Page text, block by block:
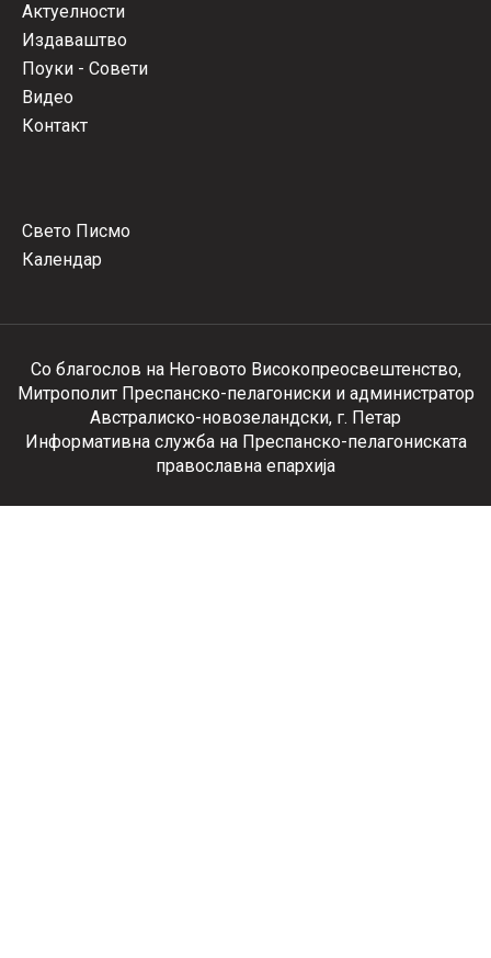
Актуелности
Издаваштво
Поуки - Совети
Видео
Контакт
Свето Писмо
Календар
Со благослов на Неговото Високопреосвештенство,
Митрополит Преспанско-пелагониски и администратор
Австралиско-новозеландски, г. Петар
Информативна служба на Преспанско-пелагониската
православна епархија